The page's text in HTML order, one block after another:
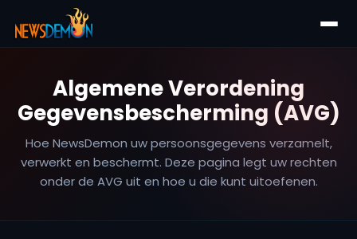
Algemene Verordening
Gegevensbescherming (AVG)
Hoe NewsDemon uw persoonsgegevens verzamelt,
verwerkt en beschermt. Deze pagina legt uw rechten
onder de AVG uit en hoe u die kunt uitoefenen.